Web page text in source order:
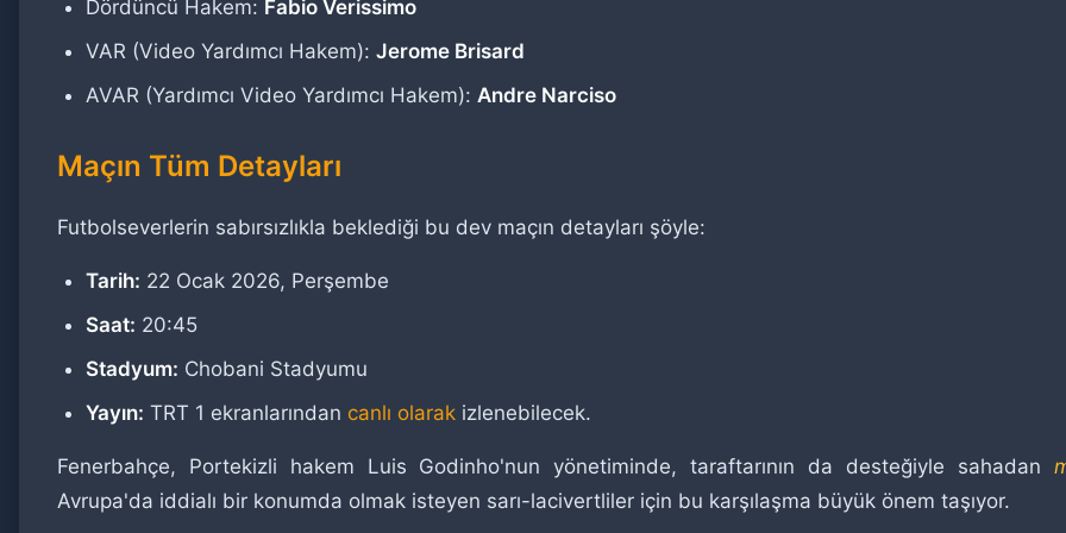
Dördüncü Hakem: Fabio Verissimo
VAR (Video Yardımcı Hakem): Jerome Brisard
AVAR (Yardımcı Video Yardımcı Hakem): Andre Narciso
Maçın Tüm Detayları
Futbolseverlerin sabırsızlıkla beklediği bu dev maçın detayları şöyle:
Tarih: 22 Ocak 2026, Perşembe
Saat: 20:45
Stadyum: Chobani Stadyumu
Yayın: TRT 1 ekranlarından canlı olarak izlenebilecek.
Fenerbahçe, Portekizli hakem Luis Godinho'nun yönetiminde, taraftarının da desteğiyle sahadan
Avrupa'da iddialı bir konumda olmak isteyen sarı-lacivertliler için bu karşılaşma büyük önem taşıyor.